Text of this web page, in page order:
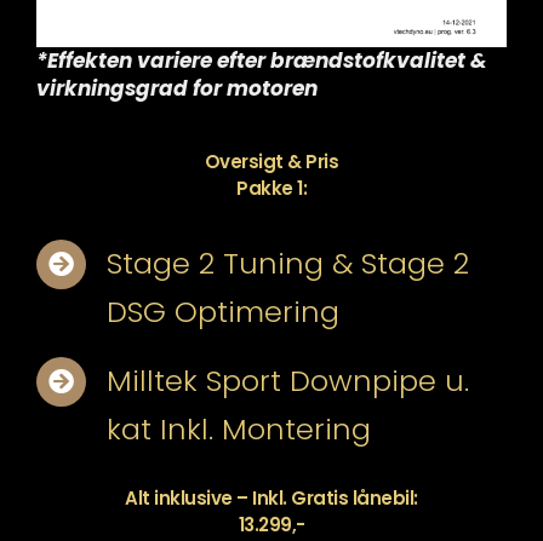
*Effekten variere efter brændstofkvalitet &
virkningsgrad for motoren
Oversigt & Pris
Pakke 1:
Stage 2 Tuning & Stage 2
DSG Optimering
Milltek Sport Downpipe u.
kat Inkl. Montering
Alt inklusive – Inkl. Gratis lånebil:
13.299,-